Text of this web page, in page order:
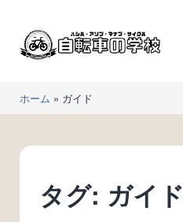
へ
自
転
の
ホーム » ガイド
タグ: ガイド